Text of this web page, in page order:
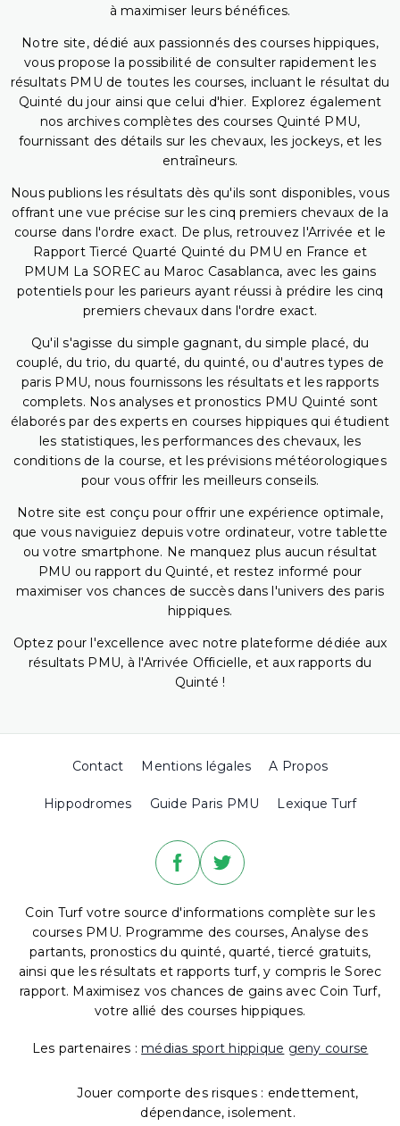
à maximiser leurs bénéfices.
Notre site, dédié aux passionnés des courses hippiques,
vous propose la possibilité de consulter rapidement les
résultats PMU de toutes les courses, incluant le résultat du
Quinté du jour ainsi que celui d'hier. Explorez également
nos archives complètes des courses Quinté PMU,
fournissant des détails sur les chevaux, les jockeys, et les
entraîneurs.
Nous publions les résultats dès qu'ils sont disponibles, vous
offrant une vue précise sur les cinq premiers chevaux de la
course dans l'ordre exact. De plus, retrouvez l'Arrivée et le
Rapport Tiercé Quarté Quinté du PMU en France et
PMUM La SOREC au Maroc Casablanca, avec les gains
potentiels pour les parieurs ayant réussi à prédire les cinq
premiers chevaux dans l'ordre exact.
Qu'il s'agisse du simple gagnant, du simple placé, du
couplé, du trio, du quarté, du quinté, ou d'autres types de
paris PMU, nous fournissons les résultats et les rapports
complets. Nos analyses et pronostics PMU Quinté sont
élaborés par des experts en courses hippiques qui étudient
les statistiques, les performances des chevaux, les
conditions de la course, et les prévisions météorologiques
pour vous offrir les meilleurs conseils.
Notre site est conçu pour offrir une expérience optimale,
que vous naviguiez depuis votre ordinateur, votre tablette
ou votre smartphone. Ne manquez plus aucun résultat
PMU ou rapport du Quinté, et restez informé pour
maximiser vos chances de succès dans l'univers des paris
hippiques.
Optez pour l'excellence avec notre plateforme dédiée aux
résultats PMU, à l'Arrivée Officielle, et aux rapports du
Quinté !
Contact Mentions légales A Propos
Hippodromes Guide Paris PMU Lexique Turf
Coin Turf votre source d'informations complète sur les
courses PMU. Programme des courses, Analyse des
partants, pronostics du quinté, quarté, tiercé gratuits,
ainsi que les résultats et rapports turf, y compris le Sorec
rapport. Maximisez vos chances de gains avec Coin Turf,
votre allié des courses hippiques.
Les partenaires : médias sport hippique geny course
Jouer comporte des risques : endettement,
dépendance, isolement.